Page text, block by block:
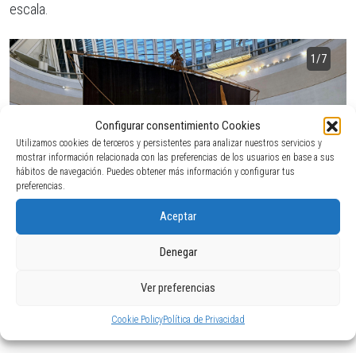
Configurar consentimiento Cookies
Utilizamos cookies de terceros y persistentes para analizar nuestros servicios y
mostrar información relacionada con las preferencias de los usuarios en base a sus
hábitos de navegación. Puedes obtener más información y configurar tus
preferencias.
Aceptar
Denegar
Ver preferencias
Cookie PolicyPolítica de Privacidad
escala.
1/7
Hasenkamp / Department of Culture and Tourism of
2025 - 2026.